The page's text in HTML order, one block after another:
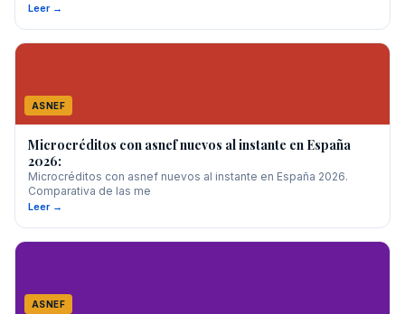
Leer →
ASNEF
Microcréditos con asnef nuevos al instante en España
2026:
Microcréditos con asnef nuevos al instante en España 2026.
Comparativa de las me
Leer →
ASNEF